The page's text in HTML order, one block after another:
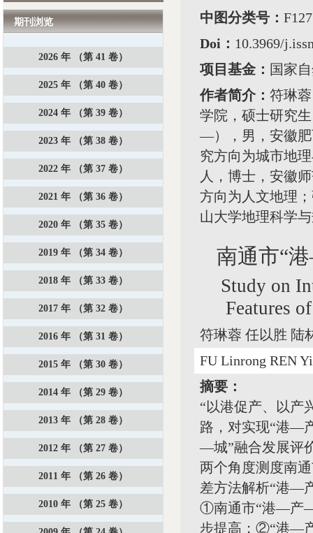
中图分类号：
Doi： 10.3969/
项目基金： 国家
作者简介： 符琳
学院，硕士研究
—），男，安徽肥
究方向为城市地
人，博士，安徽
方向为人文地理
山大学地理科学
南通市“
Study on
Features
符琳蓉 任以胜 陆
FU Linrong REN
摘要：
“以港促产、以产
路，对实现“港—
—城”融合发展评
两个角度测度南
差方法解析“港—
①南通市“港—产—
步提高；②“港—
期刊浏览
2026 年 （第 41 卷）
2025 年 （第 40 卷）
2024 年 （第 39 卷）
2023 年 （第 38 卷）
2022 年 （第 37 卷）
2021 年 （第 36 卷）
2020 年 （第 35 卷）
2019 年 （第 34 卷）
2018 年 （第 33 卷）
2017 年 （第 32 卷）
2016 年 （第 31 卷）
2015 年 （第 30 卷）
2014 年 （第 29 卷）
2013 年 （第 28 卷）
2012 年 （第 27 卷）
2011 年 （第 26 卷）
2010 年 （第 25 卷）